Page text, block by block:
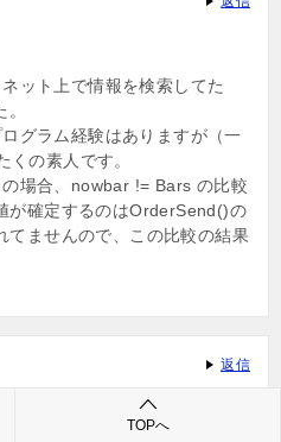
ット上で情報を検索してた
グラム経験はありますが（一
くの素人です。
場合、nowbar != Bars の比較
が確定するのはOrderSend()の
ませんので、この比較の結果
返信
TOPへ